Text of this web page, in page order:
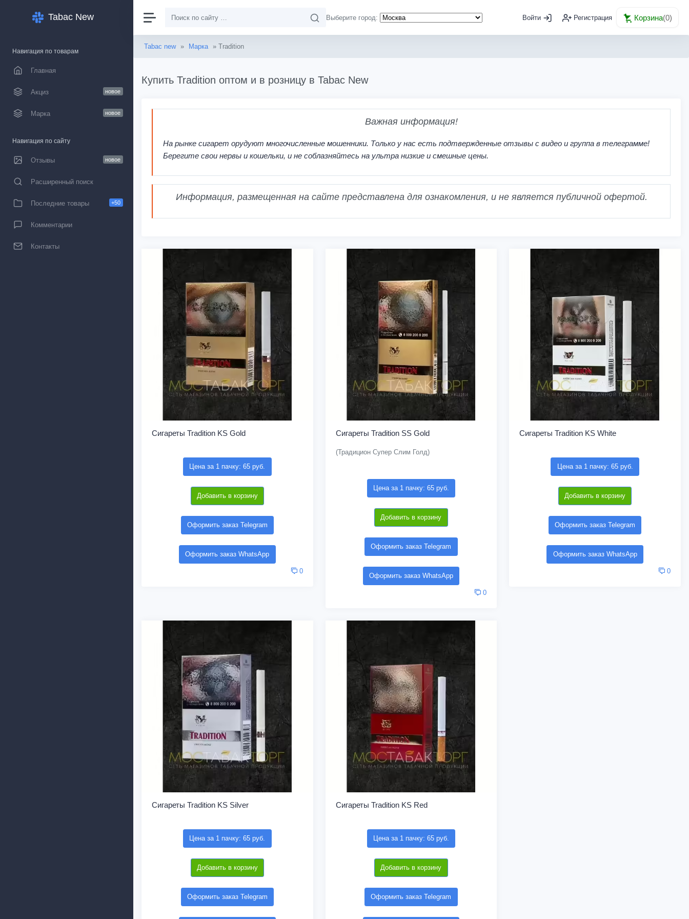
Tabac New
Навигация по товарам
Главная
Акциз новое
Марка новое
Навигация по сайту
Отзывы новое
Расширенный поиск
Последние товары +50
Комментарии
Контакты
Выберите город: Войти Регистрация Корзина(0)
Tabac new » Марка » Tradition
Купить Tradition оптом и в розницу в Tabac New
Важная информация!
На рынке сигарет орудуют многочисленные мошенники. Только у нас есть подтвержденные отзывы с видео и группа в телеграмме!
Берегите свои нервы и кошельки, и не соблазняйтесь на ультра низкие и смешные цены.
Информация, размещенная на сайте представлена для ознакомления, и не является публичной офертой.
Сигареты Tradition KS Gold
Цена за 1 пачку: 65 руб.
Добавить в корзину
Оформить заказ Telegram
Оформить заказ WhatsApp
0
Сигареты Tradition SS Gold
(Традицион Супер Слим Голд)
Цена за 1 пачку: 65 руб.
Добавить в корзину
Оформить заказ Telegram
Оформить заказ WhatsApp
0
Сигареты Tradition KS White
Цена за 1 пачку: 65 руб.
Добавить в корзину
Оформить заказ Telegram
Оформить заказ WhatsApp
0
Сигареты Tradition KS Silver
Цена за 1 пачку: 65 руб.
Добавить в корзину
Оформить заказ Telegram
Сигареты Tradition KS Red
Цена за 1 пачку: 65 руб.
Добавить в корзину
Оформить заказ Telegram